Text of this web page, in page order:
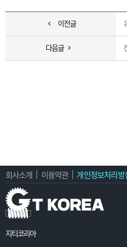
이전글
다음글
회사소개 이용약관 개인정보처리방
지티코리아